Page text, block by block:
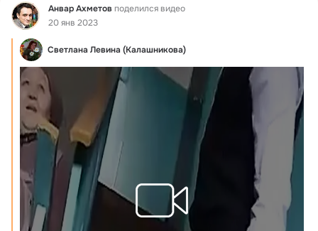
Фид Анвар Ахметов поделился видео
20 янв 2023
Светлана Левина (Калашникова)